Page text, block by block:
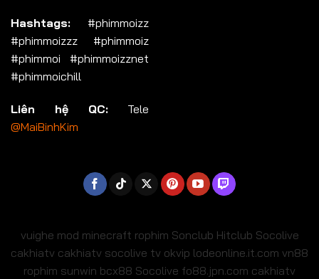
Hashtags: #phimmoizz
#phimmoizzz #phimmoiz
#phimmoi #phimmoizznet
#phimmoichill
Liên hệ QC: Tele
@MaiBinhKim
vuighe mod minecraft rophim Sonclub Hitclub Socolive
cakhiatv cakhiatv socolive tv okvip lodeonline.it.com vn88
rophim sunwin bcx88 Socolive fo88.jpn.com cakhiatv